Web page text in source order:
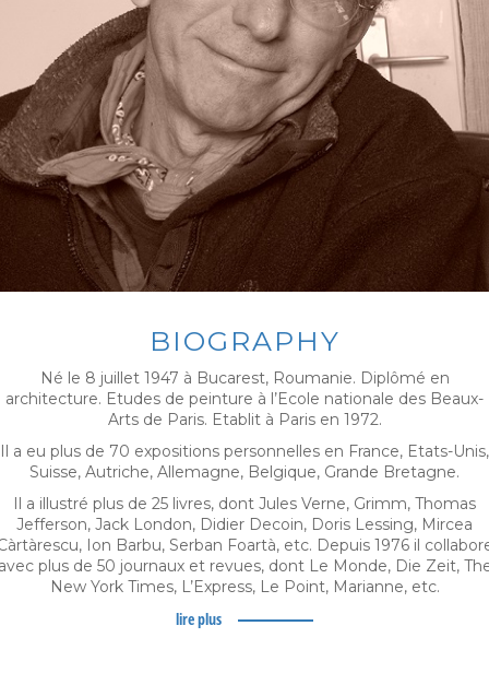
BIOGRAPHY
Né le 8 juillet 1947 à Bucarest, Roumanie. Diplômé en
architecture. Etudes de peinture à l’Ecole nationale des Beaux-
Arts de Paris. Etablit à Paris en 1972.
Il a eu plus de 70 expositions personnelles en France, Etats-Unis,
Suisse, Autriche, Allemagne, Belgique, Grande Bretagne.
Il a illustré plus de 25 livres, dont Jules Verne, Grimm, Thomas
Jefferson, Jack London, Didier Decoin, Doris Lessing, Mircea
Ion Barbu, Serban Foartà, etc. Depuis 1976 il
plus de 50 journaux et revues, dont Le Monde, Die Zeit,
New York Times, L’Express, Le Point, Marianne, etc.
lire plus